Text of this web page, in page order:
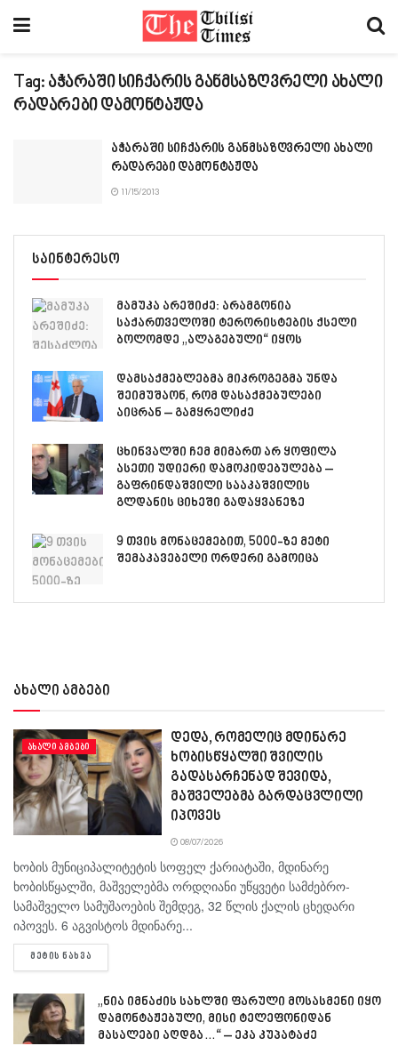
Tag: აჭარაში სიჩქარის განმსაზღვრელი ახალი
რადარები დამონტაჟდა
აჭარაში სიჩქარის განმსაზღვრელი ახალი
რადარები დამონტაჟდა
11/15/2013
საინტერესო
მამუკა არეშიძე: არამგონია
საქართველოში ტერორისტების ქსელი
ბოლომდე „ალაგებული“ იყოს
დამსაქმებლებმა მიკროგეგმა უნდა
შეიმუშაონ, რომ დასაქმებულები
აიცრან – გამყრელიძე
ცხინვალში ჩემ მიმართ არ ყოფილა
ასეთი უდიერი დამოკიდებულება –
გაფრინდაშვილი სააკაშვილის
გლდანის ციხეში გადაყვანეზე
9 თვის მონაცემებით, 5000-ზე მეტი
შემაკავებელი ორდერი გამოიცა
ახალი ამბები
ᲐᲮᲐᲚᲘ ᲐᲛᲑᲔᲑᲘ
დედა, რომელიც მდინარე
ხობისწყალში შვილის
გადასარჩენად შევიდა,
მაშველებმა გარდაცვლილი
იპოვეს
08/07/2026
ხობის მუნიციპალიტეტის სოფელ ქარიატაში, მდინარე
ხობისწყალში, მაშველებმა ორდღიანი უწყვეტი სამძებრო-
სამაშველო სამუშაოების შემდეგ, 32 წლის ქალის ცხედარი
იპოვეს. 6 აგვისტოს მდინარე...
ᲛᲔᲢᲘᲡ ᲜᲐᲮᲕᲐ
„ნია იმნაძის სახლში ფარული მოსასმენი იყო
დამონტაჟებული, მისი ტელეფონიდან
მასალები აღდგა…“ – ეკა კუპატაძე